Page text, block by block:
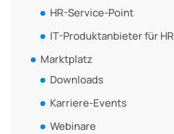
HR-Service-Point
IT-Produktanbieter für HR
Marktplatz
Downloads
Karriere-Events
Webinare